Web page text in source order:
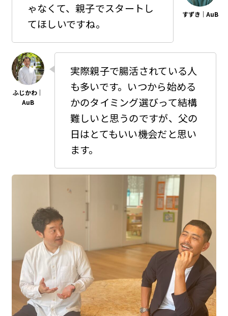
ゃなくて、親子でスタートし
てほしいですね。
実際親子で腸活されている人
も多いです。いつから始める
かのタイミング選びって結構
難しいと思うのですが、父の
日はとてもいい機会だと思い
ます。